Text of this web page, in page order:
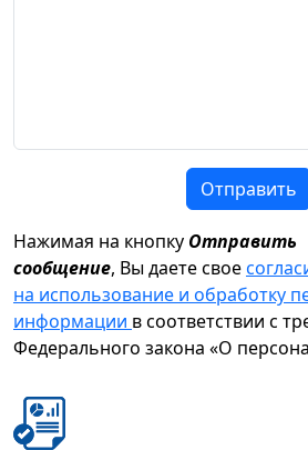
Отправить
Нажимая на кнопку Отправить
сообщение, Вы даете свое
на использование и обработку
информации в соответствии с
Федерального закона «О